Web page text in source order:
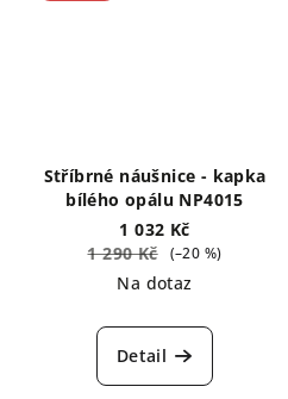
Stříbrné náušnice - kapka
bílého opálu NP4015
1 032 Kč
1 290 Kč
(–20 %)
Na dotaz
Detail